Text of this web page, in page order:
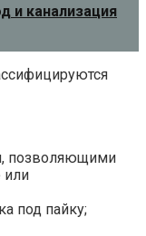
и канализация
позволяющими
или
под пайку;